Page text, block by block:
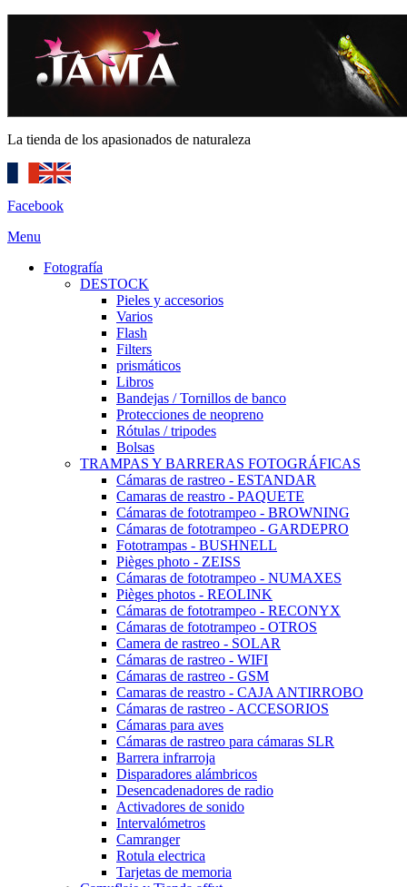
La tienda de los apasionados de naturaleza
Facebook
Menu
Fotografía
DESTOCK
Pieles y accesorios
Varios
Flash
Filters
prismáticos
Libros
Bandejas / Tornillos de banco
Protecciones de neopreno
Rótulas / tripodes
Bolsas
TRAMPAS Y BARRERAS FOTOGRÁFICAS
Cámaras de rastreo - ESTANDAR
Camaras de reastro - PAQUETE
Cámaras de fototrampeo - BROWNING
Cámaras de fototrampeo - GARDEPRO
Fototrampas - BUSHNELL
Pièges photo - ZEISS
Cámaras de fototrampeo - NUMAXES
Pièges photos - REOLINK
Cámaras de fototrampeo - RECONYX
Cámaras de fototrampeo - OTROS
Camera de rastreo - SOLAR
Cámaras de rastreo - WIFI
Cámaras de rastreo - GSM
Camaras de reastro - CAJA ANTIRROBO
Cámaras de rastreo - ACCESORIOS
Cámaras para aves
Cámaras de rastreo para cámaras SLR
Barrera infrarroja
Disparadores alámbricos
Desencadenadores de radio
Activadores de sonido
Intervalómetros
Camranger
Rotula electrica
Tarjetas de memoria